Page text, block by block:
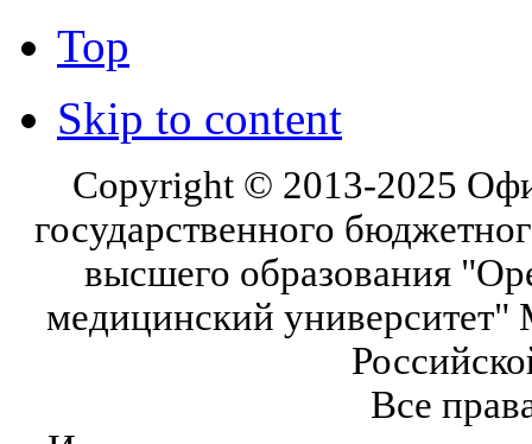
Top
Skip to content
Copyright © 2013-2025
государственного
высшего образования
медицинский университет"
Все